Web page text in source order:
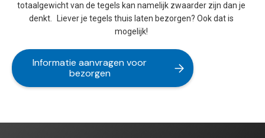
totaalgewicht van de tegels kan namelijk zwaarder zijn dan je
denkt. Liever je tegels thuis laten bezorgen? Ook dat is
mogelijk!
Informatie aanvragen voor
bezorgen